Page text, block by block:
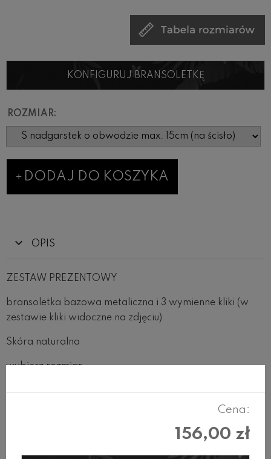
KONFIGURUJ BRANSOLETKĘ
ROZMIAR:
DODAJ DO KOSZYKA
Cena:
156,00 zł
OPIS
ZESTAW PREZENTOWY
bransoletka bazowa metaliczna i 3 wymienne kliki (w
zestawie kliki widoczne na zdjęciu)
Skóra naturalna
wybierz rozmiar